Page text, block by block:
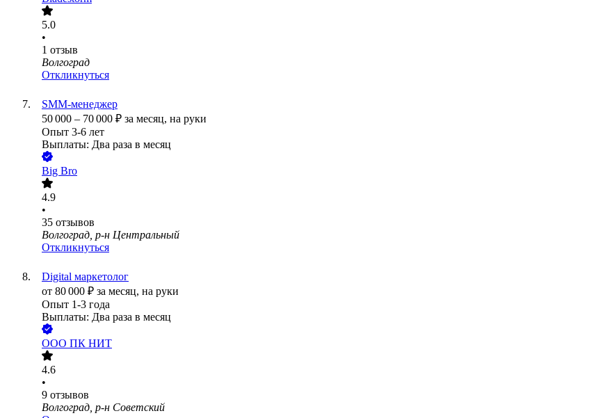
5.0
•
1 отзыв
Волгоград
Откликнуться
SMM-менеджер
50 000 – 70 000 ₽ за месяц, на руки
Опыт 3-6 лет
Выплаты: Два раза в месяц
Big Bro
4.9
•
35 отзывов
Волгоград, р-н Центральный
Откликнуться
Digital маркетолог
от 80 000 ₽ за месяц, на руки
Опыт 1-3 года
Выплаты: Два раза в месяц
ООО ПК НИТ
4.6
•
9 отзывов
Волгоград, р-н Советский